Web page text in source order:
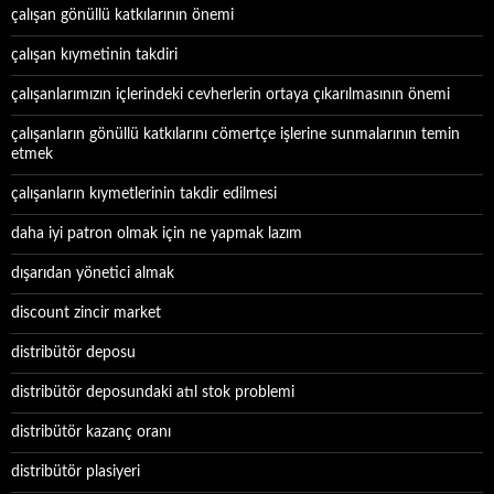
çalışan gönüllü katkılarının önemi
çalışan kıymetinin takdiri
çalışanlarımızın içlerindeki cevherlerin ortaya çıkarılmasının önemi
çalışanların gönüllü katkılarını cömertçe işlerine sunmalarının temin
etmek
çalışanların kıymetlerinin takdir edilmesi
daha iyi patron olmak için ne yapmak lazım
dışarıdan yönetici almak
discount zincir market
distribütör deposu
distribütör deposundaki atıl stok problemi
distribütör kazanç oranı
distribütör plasiyeri